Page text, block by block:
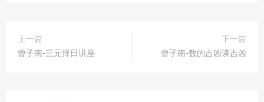
上一篇
曾子南-三元择日讲座
下一篇
曾子南-数的吉凶谈吉凶